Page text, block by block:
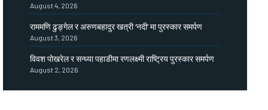
August 4, 2026
राममणि ढुङ्गेल र अरुणबहादुर खत्री ‘नदी’ मा पुरस्कार समर्पण
August 3, 2026
विवश पोखरेल र सन्ध्या पहाडीमा रणलक्ष्मी राष्ट्रिय पुरस्कार समर्पण
August 2, 2026